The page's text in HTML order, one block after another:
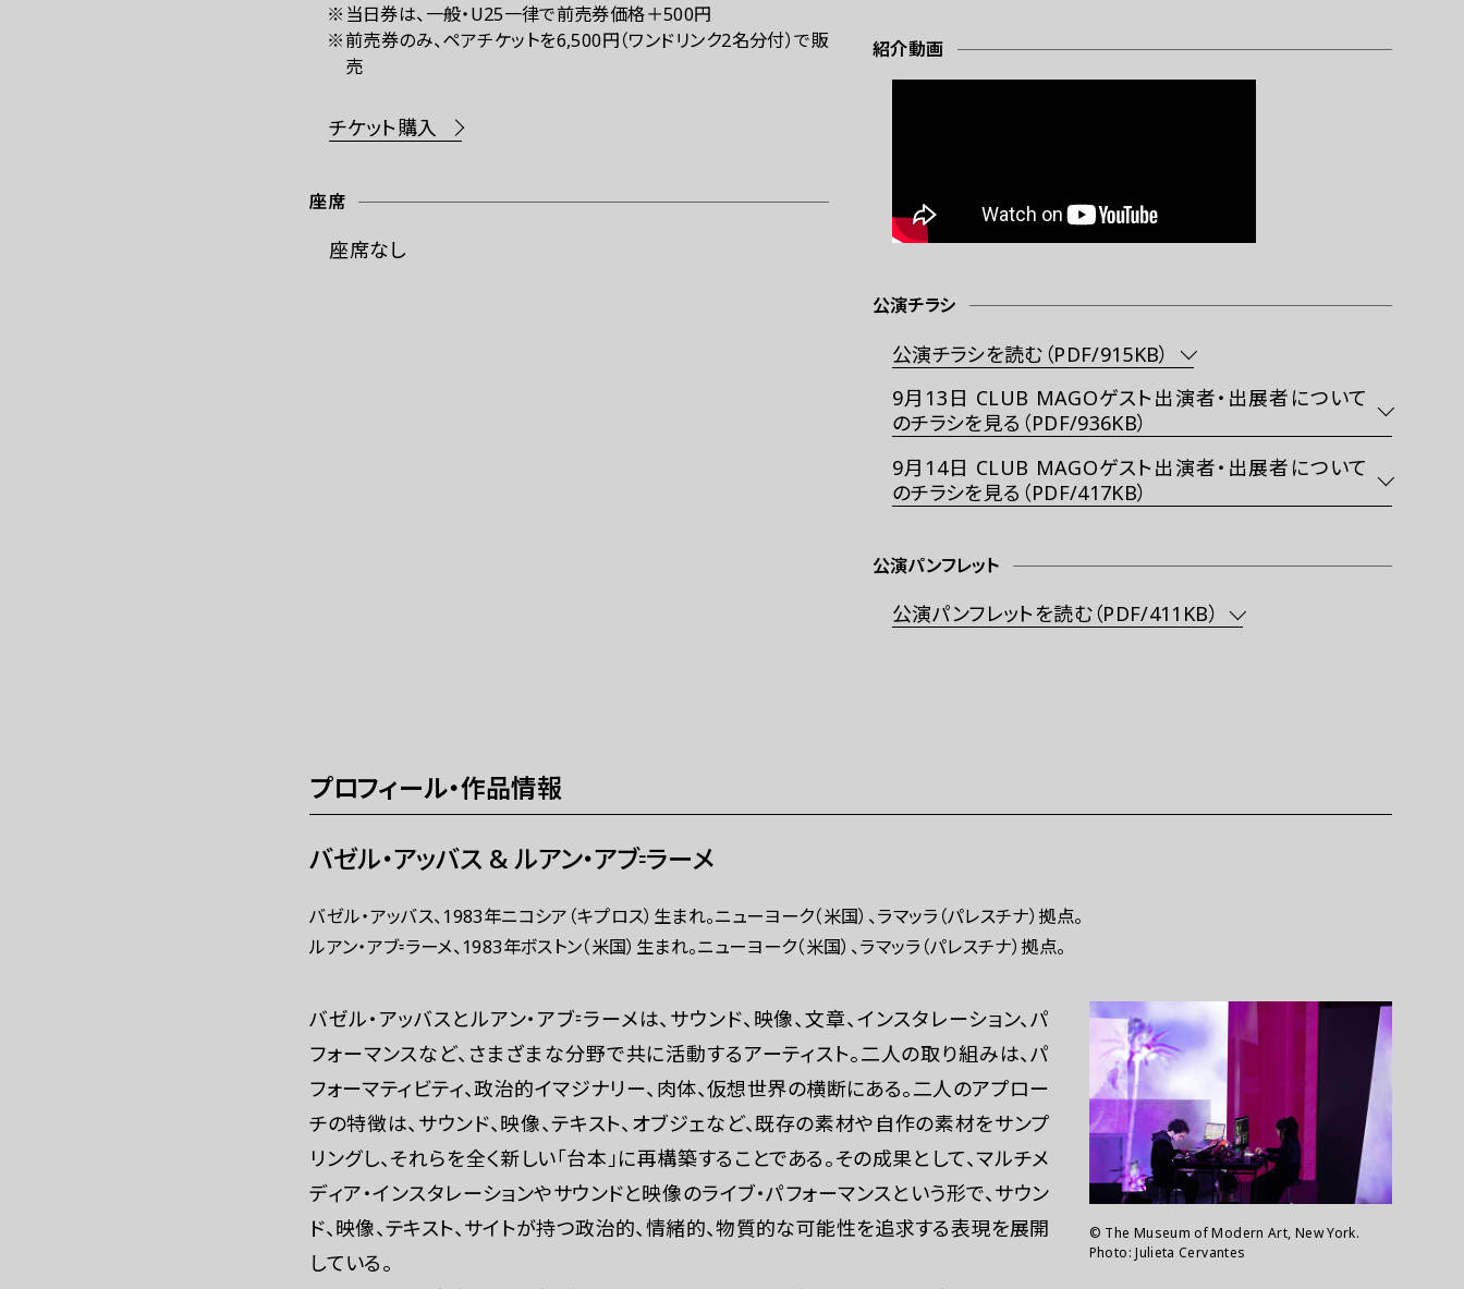
※当日券は、一般・U25一律で前売券価格＋500円
※前売券のみ、ペアチケットを6,500円（ワンドリンク2名分付）で販
売
チケット購入
座席
座席なし
紹介動画
公演チラシ
公演チラシを読む（PDF/915KB）
9月13日 CLUB MAGOゲスト出演者・出展者について
のチラシを見る（PDF/936KB）
9月14日 CLUB MAGOゲスト出演者・出展者について
のチラシを見る（PDF/417KB）
公演パンフレット
公演パンフレットを読む（PDF/411KB）
プロフィール・作品情報
バゼル・アッバス & ルアン・アブ⹀ラーメ
バゼル・アッバス、1983年ニコシア（キプロス）生まれ。ニューヨーク（米国）、ラマッラ（パレスチナ）拠点。
ルアン・アブ⹀ラーメ、1983年ボストン（米国）生まれ。ニューヨーク（米国）、ラマッラ（パレスチナ）拠点。
バゼル・アッバスとルアン・アブ⹀ラーメは、サウンド、映像、文章、インスタレーション、パ
フォーマンスなど、さまざまな分野で共に活動するアーティスト。二人の取り組みは、パ
フォーマティビティ、政治的イマジナリー、肉体、仮想世界の横断にある。二人のアプロー
チの特徴は、サウンド、映像、テキスト、オブジェなど、既存の素材や自作の素材をサンプ
リングし、それらを全く新しい「台本」に再構築することである。その成果として、マルチメ
ディア・インスタレーションやサウンドと映像のライブ・パフォーマンスという形で、サウン
ド、映像、テキスト、サイトが持つ政治的、情緒的、物質的な可能性を追求する表現を展開
している。
© The Museum of Modern Art, New York.
Photo: Julieta Cervantes